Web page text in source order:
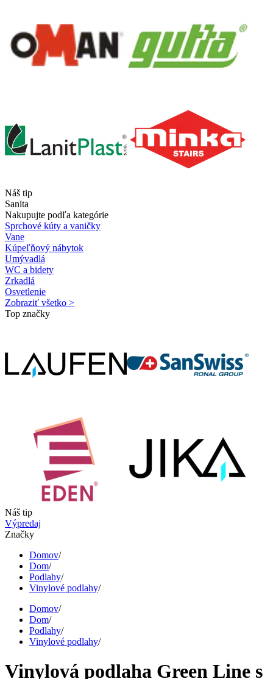
Náš tip
Sanita
Nakupujte podľa kategórie
Sprchové kúty a vaničky
Vane
Kúpeľňový nábytok
Umývadlá
WC a bidety
Zrkadlá
Osvetlenie
Zobraziť všetko >
Top značky
Náš tip
Výpredaj
Značky
Domov/
Dom/
Podlahy/
Vinylové podlahy/
Domov/
Dom/
Podlahy/
Vinylové podlahy/
Vinylová podlaha Green Line s